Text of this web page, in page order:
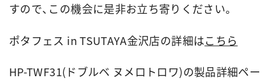
すので、この機会に是非お立ち寄りください。
ポタフェス in TSUTAYA金沢店の詳細はこちら
HP-TWF31(ドブルベ ヌメロトロワ)の製品詳細ペー